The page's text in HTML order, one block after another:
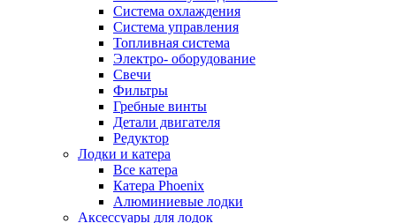
Система охлаждения
Система управления
Топливная система
Электро- оборудование
Свечи
Фильтры
Гребные винты
Детали двигателя
Редуктор
Лодки и катера
Все катера
Катера Phoenix
Алюминиевые лодки
Аксессуары для лодок